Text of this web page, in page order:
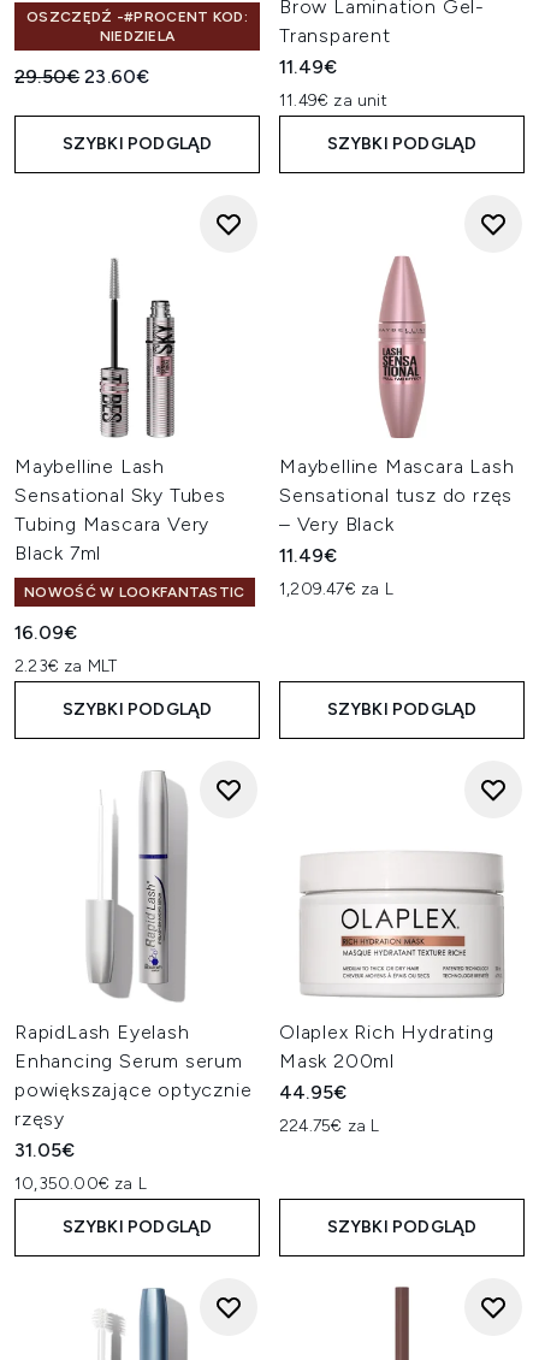
OSZCZĘDŹ -#PROCENT KOD:
NIEDZIELA
Sugerowana cena detaliczna:
29.50€Aktualna cena:
23.60€
SZYBKI PODGLĄD
Brow Lamination Gel-
Transparent
11.49€
11.49€ za unit
SZYBKI PODGLĄD
Maybelline Lash
Sensational Sky Tubes
Tubing Mascara Very
Black 7ml
NOWOŚĆ W LOOKFANTASTIC
16.09€
2.23€ za MLT
SZYBKI PODGLĄD
Maybelline Mascara Lash
Sensational tusz do rzęs
– Very Black
11.49€
1,209.47€ za L
SZYBKI PODGLĄD
RapidLash Eyelash
Enhancing Serum serum
powiększające optycznie
rzęsy
31.05€
10,350.00€ za L
SZYBKI PODGLĄD
Olaplex Rich Hydrating
Mask 200ml
44.95€
224.75€ za L
SZYBKI PODGLĄD